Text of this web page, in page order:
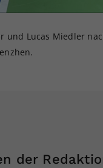
und Lucas Miedler
der